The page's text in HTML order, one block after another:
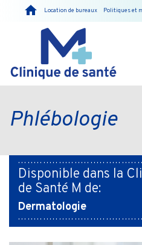
Location de bureaux Politiques et
Phlébologie
Disponible dans la
de Santé M de:
Dermatologie